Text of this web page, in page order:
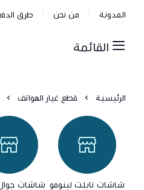
المدونة من نحن طرق
القائمة
الرئيسية قطع غيار الهواتف
شاشات تابلت لينوفو شاشات جوال